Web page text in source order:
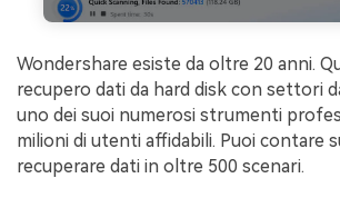
Wondershare esiste da oltre 20 anni.
recupero dati da hard disk con settori
uno dei suoi numerosi strumenti
milioni di utenti affidabili. Puoi contare
recuperare dati in oltre 500 scenari.